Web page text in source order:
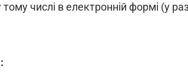
числі в електронній формі (у